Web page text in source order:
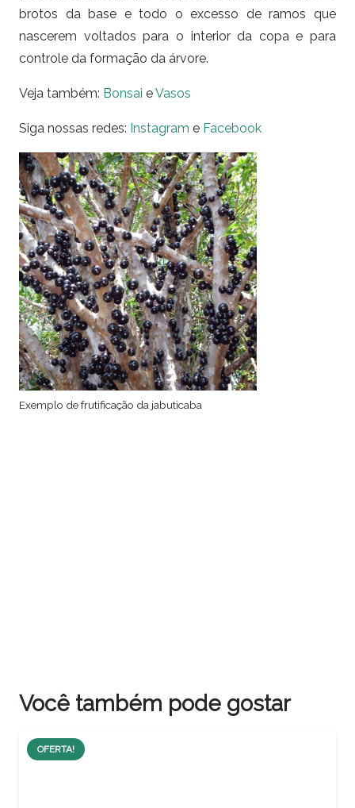
brotos da base e todo o excesso de ramos que
nascerem voltados para o interior da copa e para
controle da formação da árvore.
Veja também: Bonsai eVasos
Siga nossas redes: Instagram e Facebook
Exemplo de frutificação da jabuticaba
Você também pode gostar
OFERTA!